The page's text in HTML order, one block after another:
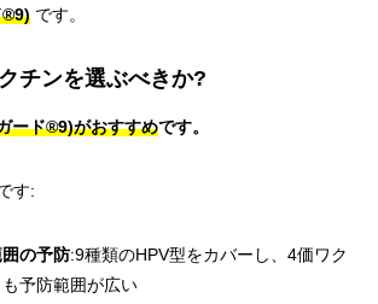
®9) です。
チンを選ぶべきか?
ード®9)がおすすめです。
す:
の予防:9種類のHPV型をカバーし、4価ワク
予防範囲が広い